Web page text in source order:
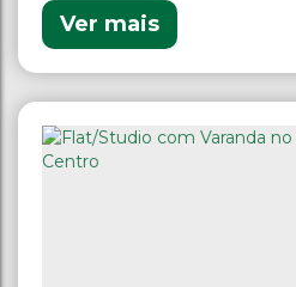
Ver mais